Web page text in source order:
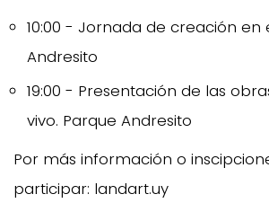
10:00 - Jornada de creación en
Andresito
19:00 - Presentación de las
vivo. Parque Andresito
Por más información o
participar: landart.uy